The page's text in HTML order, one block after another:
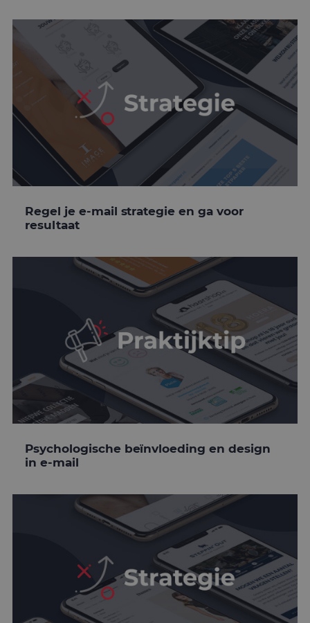
Regel je e-mail strategie en ga voor
resultaat
Psychologische beïnvloeding en design
in e-mail